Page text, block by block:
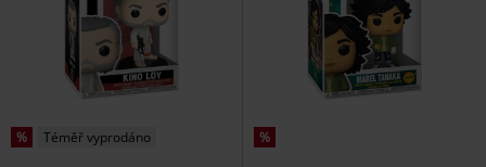
% Téměř vyprodáno %